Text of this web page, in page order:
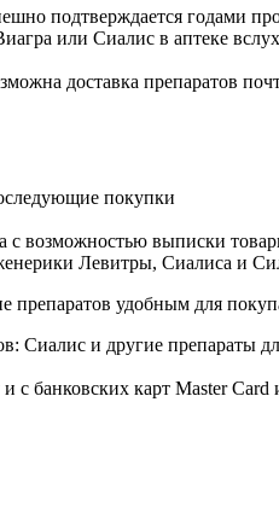
подтверждается годами
или Сиалис в аптеке
доставка препаратов
покупки
возможностью выписки
Левитры, Сиалиса и
препаратов удобным для
Сиалис и другие препараты
банковских карт Master